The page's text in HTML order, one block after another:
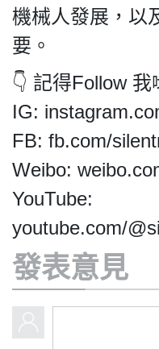
All
rights
reserved.
機械人發展，以
要。
👇 記得Follow 我
IG:
FB: fb.com/
Weibo:
YouTube:
youtube.com/
發表意見